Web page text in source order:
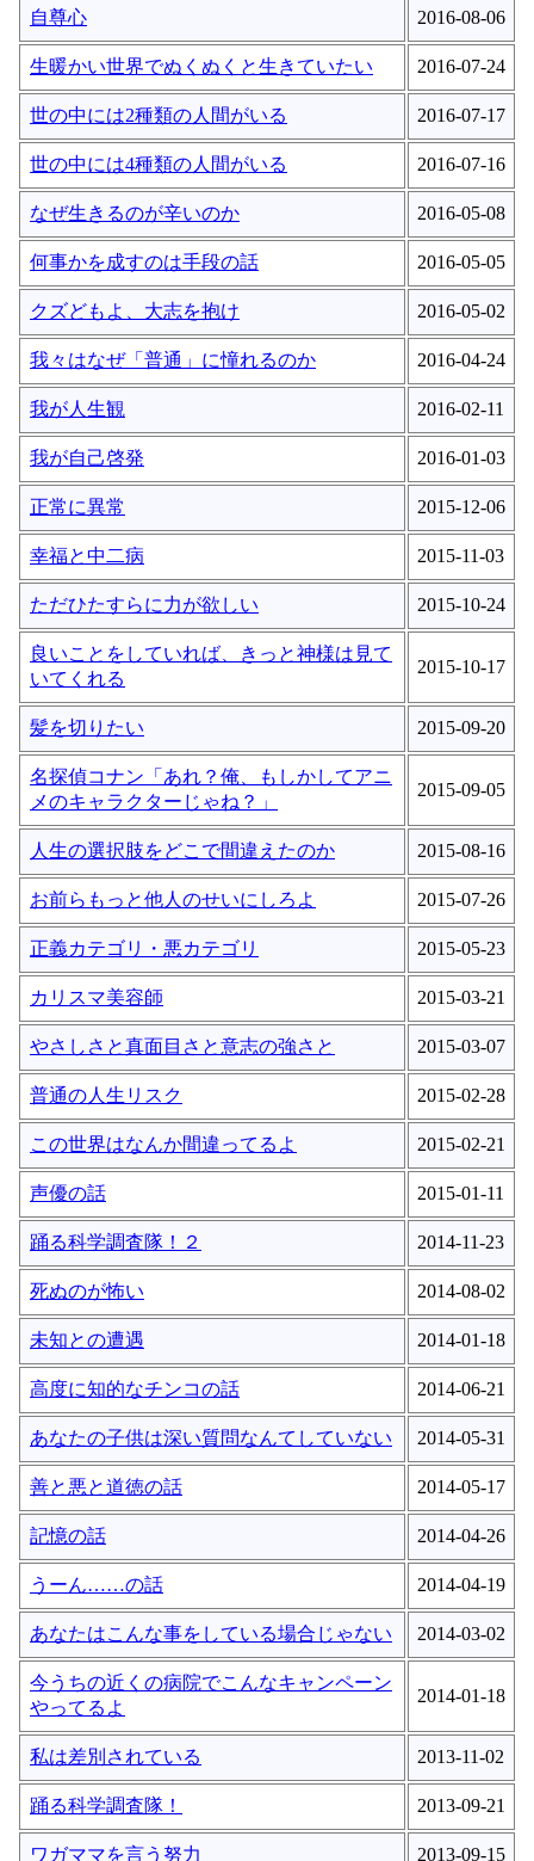
自尊心 2016-08-06
生暖かい世界でぬくぬくと生きていたい 2016-07-24
世の中には2種類の人間がいる 2016-07-17
世の中には4種類の人間がいる 2016-07-16
なぜ生きるのが辛いのか 2016-05-08
何事かを成すのは手段の話 2016-05-05
クズどもよ、大志を抱け 2016-05-02
我々はなぜ「普通」に憧れるのか 2016-04-24
我が人生観 2016-02-11
我が自己啓発 2016-01-03
正常に異常 2015-12-06
幸福と中二病 2015-11-03
ただひたすらに力が欲しい 2015-10-24
良いことをしていれば、きっと神様は見て
いてくれる
2015-10-17
髪を切りたい 2015-09-20
名探偵コナン「あれ？俺、もしかしてアニ
メのキャラクターじゃね？」
2015-09-05
人生の選択肢をどこで間違えたのか 2015-08-16
お前らもっと他人のせいにしろよ 2015-07-26
正義カテゴリ・悪カテゴリ 2015-05-23
カリスマ美容師 2015-03-21
やさしさと真面目さと意志の強さと 2015-03-07
普通の人生リスク 2015-02-28
この世界はなんか間違ってるよ 2015-02-21
声優の話 2015-01-11
踊る科学調査隊！２ 2014-11-23
死ぬのが怖い 2014-08-02
未知との遭遇 2014-01-18
高度に知的なチンコの話 2014-06-21
あなたの子供は深い質問なんてしていない 2014-05-31
善と悪と道徳の話 2014-05-17
記憶の話 2014-04-26
うーん……の話 2014-04-19
あなたはこんな事をしている場合じゃない 2014-03-02
今うちの近くの病院でこんなキャンペーン
やってるよ
2014-01-18
私は差別されている 2013-11-02
踊る科学調査隊！ 2013-09-21
ワガママを言う努力 2013-09-15